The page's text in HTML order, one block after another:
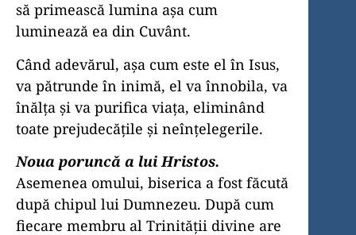
să primească lumina aşa cum
luminează ea din Cuvânt.
Când adevărul, aşa cum este el în Isus,
va pătrunde în inimă, el va înnobila, va
înălţa şi va purifica viaţa, eliminând
toate prejudecăţile şi neînţelegerile.
Noua poruncă a lui Hristos.
Asemenea omului, biserica a fost făcută
după chipul lui Dumnezeu. După cum
fiecare membru al Trinităţii divine are